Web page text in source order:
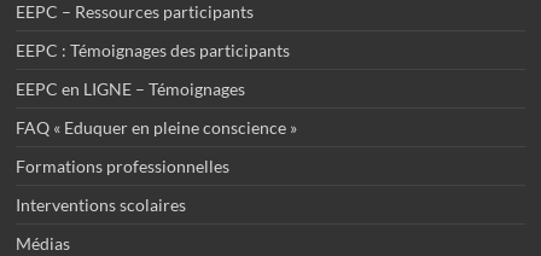
EEPC – Ressources participants
EEPC : Témoignages des participants
EEPC en LIGNE – Témoignages
FAQ « Eduquer en pleine conscience »
Formations professionnelles
Interventions scolaires
Médias